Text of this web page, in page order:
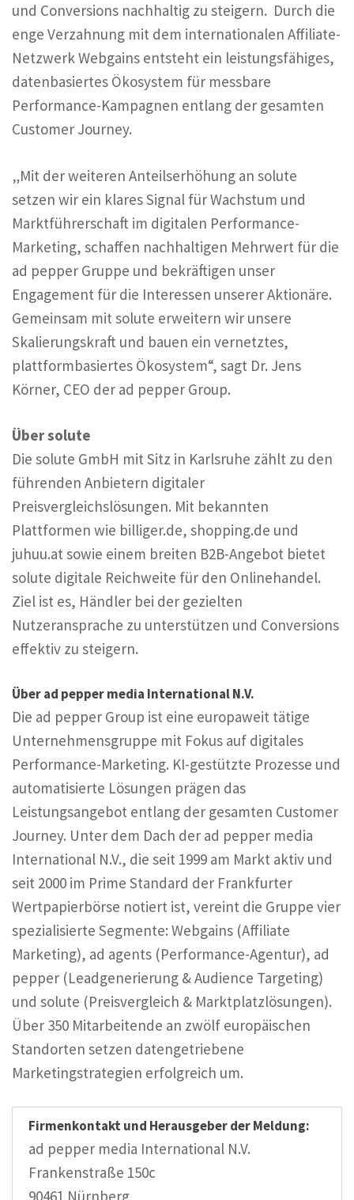
und Conversions nachhaltig zu steigern. Durch die
enge Verzahnung mit dem internationalen Affiliate-
Netzwerk Webgains entsteht ein leistungsfähiges,
datenbasiertes Ökosystem für messbare
Performance-Kampagnen entlang der gesamten
Customer Journey.
„Mit der weiteren Anteilserhöhung an solute
setzen wir ein klares Signal für Wachstum und
Marktführerschaft im digitalen Performance-
Marketing, schaffen nachhaltigen Mehrwert für die
ad pepper Gruppe und bekräftigen unser
Engagement für die Interessen unserer Aktionäre.
Gemeinsam mit solute erweitern wir unsere
Skalierungskraft und bauen ein vernetztes,
plattformbasiertes Ökosystem“, sagt Dr. Jens
Körner, CEO der ad pepper Group.
Über solute
Die solute GmbH mit Sitz in Karlsruhe zählt zu den
führenden Anbietern digitaler
Preisvergleichslösungen. Mit bekannten
Plattformen wie billiger.de, shopping.de und
juhuu.at sowie einem breiten B2B-Angebot bietet
solute digitale Reichweite für den Onlinehandel.
Ziel ist es, Händler bei der gezielten
Nutzeransprache zu unterstützen und Conversions
effektiv zu steigern.
Über ad pepper media International N.V.
Die ad pepper Group ist eine europaweit tätige
Unternehmensgruppe mit Fokus auf digitales
Performance-Marketing. KI-gestützte Prozesse und
automatisierte Lösungen prägen das
Leistungsangebot entlang der gesamten Customer
Journey. Unter dem Dach der ad pepper media
International N.V., die seit 1999 am Markt aktiv und
seit 2000 im Prime Standard der Frankfurter
Wertpapierbörse notiert ist, vereint die Gruppe vier
spezialisierte Segmente: Webgains (Affiliate
Marketing), ad agents (Performance-Agentur), ad
pepper (Leadgenerierung & Audience Targeting)
und solute (Preisvergleich & Marktplatzlösungen).
Über 350 Mitarbeitende an zwölf europäischen
Standorten setzen datengetriebene
Marketingstrategien erfolgreich um.
Firmenkontakt und Herausgeber der Meldung:
ad pepper media International N.V.
Frankenstraße 150c
90461 Nürnberg